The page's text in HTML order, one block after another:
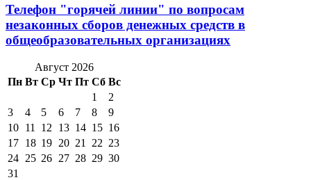
Телефон "горячей линии" по вопросам
незаконных сборов денежных средств в
общеобразовательных организациях
Август 2026
Пн Вт Ср Чт Пт Сб Вс
1
2
3
4 5 6 7 8
9
10 11 12 13 14 15 16
17 18 19 20 21 22 23
24 25 26 27 28 29 30
31